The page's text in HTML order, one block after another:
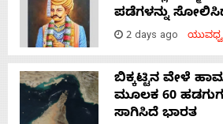
ಪಡೆಗಳನ್ನು
2 days ago
ಬಿಕ್ಕಟ್ಟಿನ ವೇಳೆ
ಮೂಲಕ 60
ಸಾಗಿಸಿದೆ ಭಾರತ